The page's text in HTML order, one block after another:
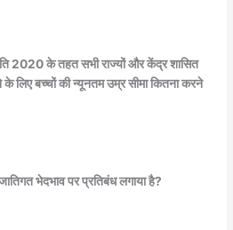
2020 के तहत सभी राज्यों और केंद्र शासित
लिए बच्चों की न्यूनतम उम्र सीमा कितना करने
भेदभाव पर प्रतिबंध लगाया है?